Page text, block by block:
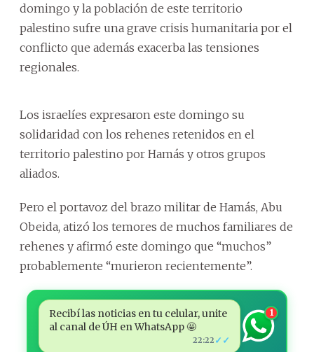
domingo y la población de este territorio
palestino sufre una grave crisis humanitaria por el
conflicto que además exacerba las tensiones
regionales.
Los israelíes expresaron este domingo su
solidaridad con los rehenes retenidos en el
territorio palestino por Hamás y otros grupos
aliados.
Pero el portavoz del brazo militar de Hamás, Abu
Obeida, atizó los temores de muchos familiares de
rehenes y afirmó este domingo que “muchos”
probablemente “murieron recientemente”.
Recibí las noticias en tu celular, unite
al canal de ÚH en WhatsApp 🤩
22:22 ✓✓
1